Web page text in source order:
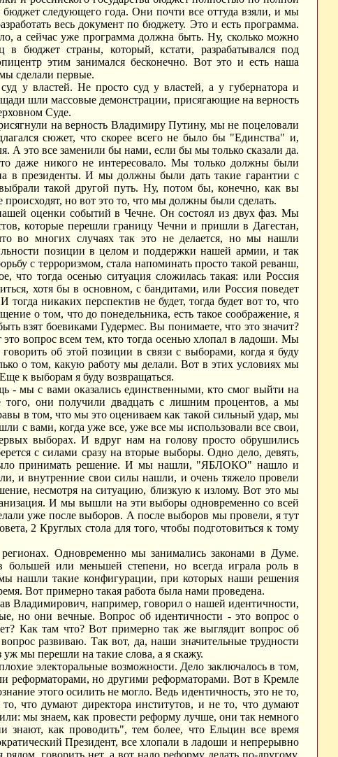
бюджет следующего года. Они почти все оттуда взяли, и мы
весь документ по бюджету. Это и есть программа.
а сейчас уже программа должна быть. Ну, сколько можно
бюджет страны, который, кстати, разрабатывался под
этим занимался бесконечно. Вот это и есть наша
сделали первые.
у властей. Не просто суд у властей, а у губернатора и
шли массовые демонстрации, присягающие на верность
Суде.
на верность Владимиру Путину, мы не поцеловали
сюжет, что скорее всего не было бы "Единства" и,
это все заменили бы нами, если бы мы только сказали да.
даже никого не интересовало. Мы только должны были
президенты. И мы должны были дать такие гарантии с
такой другой путь. Ну, потом бы, конечно, как вы
но вот это то, что мы должны были сделать.
оценки событий в Чечне. Он состоял из двух фаз. Мы
которые перешли границу Чечни и пришли в Дагестан,
во многих случаях так это не делается, но мы нашли
позиции в целом и поддержки нашей армии, и так
с терроризмом, стала напоминать просто такой реванш,
тогда осенью ситуация сложилась такая: или Россия
хотя бы в основном, с бандитами, или Россия поведет
никаких перспектив не будет, тогда будет вот то, что
о том, что до понедельника, есть такое соображение, я
взят боевиками Гудермес. Вы понимаете, что это значит?
это вопрос всем тем, кто тогда осенью хлопал в ладоши. Мы
об этой позиции в связи с выборами, когда я буду
о том, какую работу мы делали. Вот в этих условиях мы
к выборам я буду возвращаться.
- мы с вами оказались единственными, кто смог выйти на
того, они получили двадцать с лишним процентов, а мы
в том, что мы это оцениваем как такой сильный удар, мы
вами, когда уже все, уже все мы использовали все свои,
выборах. И вдруг нам на голову просто обрушились
с силами сразу на вторые выборы. Одно дело, девять,
было принимать решение. И мы нашли, "ЯБЛОКО" нашло и
и внутренние свои силы нашли, и очень тяжело провели
несмотря на ситуацию, близкую к излому. Вот это мы
И мы вышли на эти выборы одновременно со всей
уже после выборов. А после выборов мы провели, я тут
2 Круглых стола для того, чтобы подготовиться к тому
Одновременно мы занимались законами в Думе.
или меньшей степени, но всегда играла роль в
нашли такие конфигурации, при которых наши решения
Вот примерно такая работа была нами проведена.
Владимирович, например, говорил о нашей идентичности,
но они вечные. Вопрос об идентичности - это вопрос о
Как там что? Вот примерно так же выглядит вопрос об
развиваю. Так вот, да, наши значительные трудности
мы перешли на такие слова, а я скажу.
электоральные возможности. Дело заключалось в том,
реформаторами, но другими реформаторами. Вот в Кремле
этого осилить не могло. Ведь идентичность, это не то,
что думают директора институтов, и не то, что думают
мы знаем, как провести реформу лучше, они так немного
знают, как проводить", тем более, что Ельцин все время
Президент, все хлопали в ладоши и непрерывно